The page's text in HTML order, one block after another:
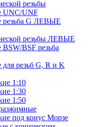
резьбы
UNC/UNF
G ЛЕВЫЕ
резьбы ЛЕВЫЕ
BSF резьба
резьб G, R и K
1:10
1:30
1:50
под конус Морзе